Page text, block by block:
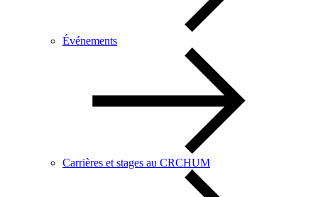
Événements
Carrières et stages au CRCHUM